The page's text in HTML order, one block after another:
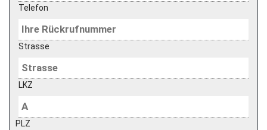
Telefon
Strasse
LKZ
PLZ